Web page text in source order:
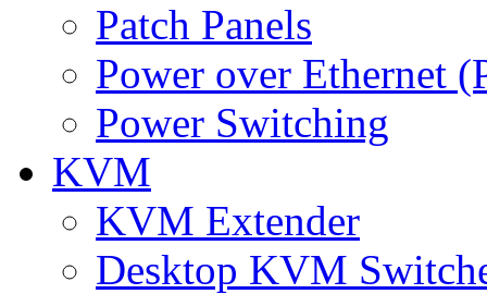
Patch Panels
Power over Ethernet
Power Switching
KVM
KVM Extender
Desktop KVM